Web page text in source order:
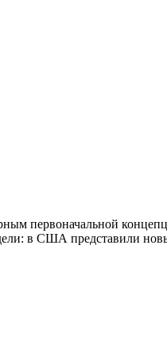
первоначальной
в США представили